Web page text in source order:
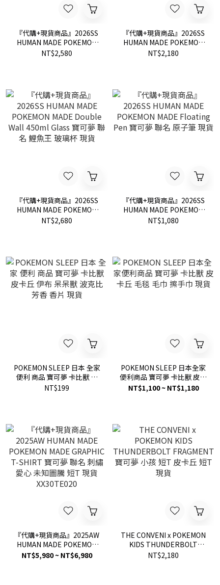
『代購+現貨商品』2026SS
HUMAN MADE POKEMON
KEY CHARM 寶可夢 聯名 鯉
NT$2,580
『代購+現貨商品』2026SS
HUMAN MADE POKEMON
MADE Double Wall 350ml
NT$2,180
『代購+現貨商品』2026SS
HUMAN MADE POKEMON
MADE Double Wall 450ml
NT$2,680
『代購+現貨商品』2026SS
HUMAN MADE POKEMON
MADE Floating Pen 寶可夢
NT$1,080
POKEMON SLEEP 日本 全家
便利 商品 寶可夢 卡比獸 皮
卡丘 伊布 呆呆獸 波克比 芳
NT$199
POKEMON SLEEP 日本全家
便利商品 寶可夢 卡比獸 皮卡
丘 毛毯 毛巾 擦手巾 現貨
NT$1,100 ~ NT$1,180
『代購+現貨商品』2025AW
HUMAN MADE POKEMON
MADE GRAPHIC T-SHIRT
NT$5,980 ~ NT$6,980
THE CONVENI x POKEMON
KIDS THUNDERBOLT
FRAGMENT 寶可夢 小孩 短
NT$2,180